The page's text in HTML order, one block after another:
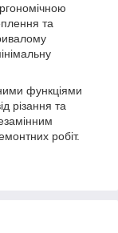
та
функціями
різання та
робіт.